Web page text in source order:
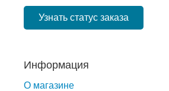
Узнать статус заказа
Информация
О магазине